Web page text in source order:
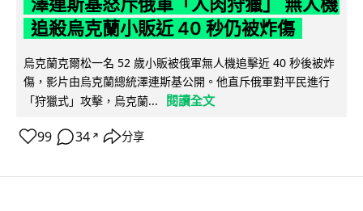
追殺烏克蘭小販近 40 秒仍被炸傷
烏克蘭克爾松一名 52 歲小販被俄軍無人機追擊近 40 秒後被炸
傷，影片由烏克蘭總統澤連斯基公開。他直斥俄軍對平民進行
「狩獵式」攻擊，烏克蘭...
閱讀全文
99 34 ↗ 分享